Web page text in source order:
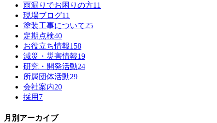
雨漏りでお困りの方11
現場ブログ11
塗装工事について25
定期点検40
お役立ち情報158
減災・災害情報19
研究・開発活動24
所属団体活動29
会社案内20
採用 7
月別アーカイブ